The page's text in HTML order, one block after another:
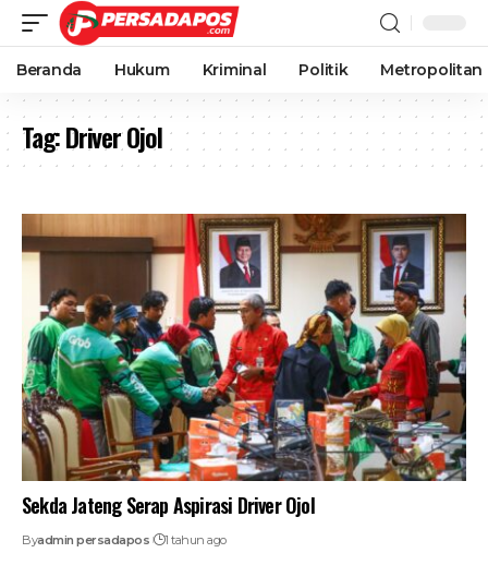
Beranda Hukum Kriminal Politik Metropolitan
Tag:Driver Ojol
Sekda Jateng Serap Aspirasi Driver Ojol
Byadmin persadapos 1 tahun ago